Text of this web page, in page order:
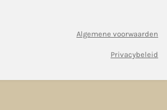
Algemene voorwaarden
Privacybeleid